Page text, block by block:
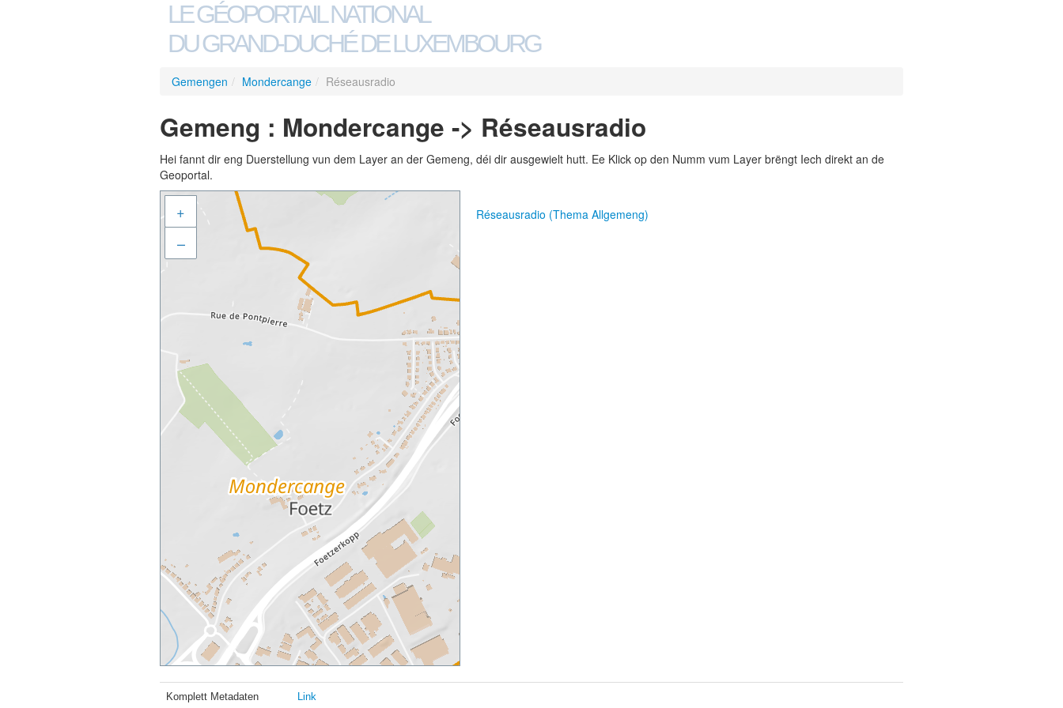
LE GÉOPORTAIL NATIONAL
DU GRAND-DUCHÉ DE LUXEMBOURG
Gemengen / Mondercange / Réseausradio
Gemeng : Mondercange -> Réseausradio
Hei fannt dir eng Duerstellung vun dem Layer an der Gemeng, déi dir ausgewielt hutt. Ee Klick op den Numm vum Layer brëngt Iech direkt an de
Geoportal.
+
–
Réseausradio (Thema Allgemeng)
Komplett Metadaten Link